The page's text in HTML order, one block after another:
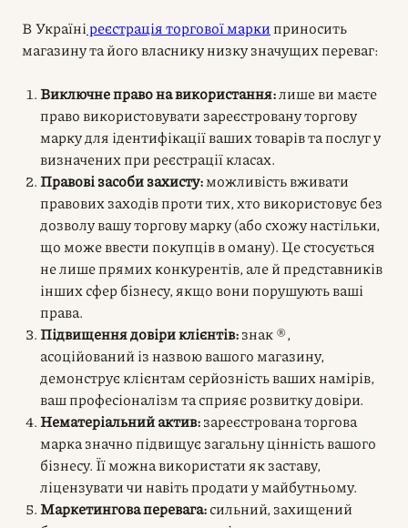
В Україні реєстрація торгової маркиприносить
магазину та його власнику низку значущих переваг:
Виключне право на використання:лише ви маєте
право використовувати зареєстровану торгову
марку для ідентифікації ваших товарів та послуг у
визначених при реєстрації класах.
Правові засоби захисту:можливість вживати
правових заходів проти тих, хто використовує без
дозволу вашу торгову марку (або схожу настільки,
що може ввести покупців в оману). Це стосується
не лише прямих конкурентів, але й представників
інших сфер бізнесу, якщо вони порушують ваші
права.
Підвищення довіри клієнтів:знак ®,
асоційований із назвою вашого магазину,
демонструє клієнтам серйозність ваших намірів,
ваш професіоналізм та сприяє розвитку довіри.
Нематеріальний актив:зареєстрована торгова
марка значно підвищує загальну цінність вашого
бізнесу. Її можна використати як заставу,
ліцензувати чи навіть продати у майбутньому.
Маркетингова перевага:сильний, захищений